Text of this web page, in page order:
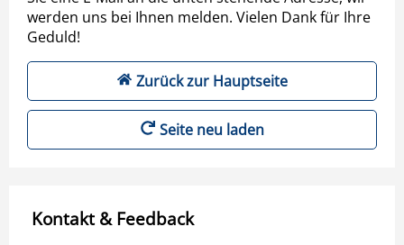
werden uns bei Ihnen melden. Vielen Dank für Ihre
Geduld!
Zurück zur Hauptseite
Seite neu laden
Kontakt & Feedback